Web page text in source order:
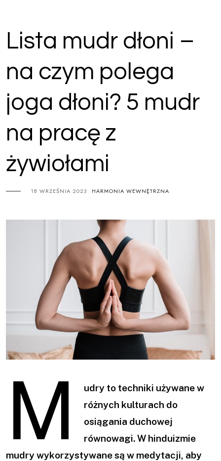
Lista mudr dłoni –
na czym polega
joga dłoni? 5 mudr
na pracę z
żywiołami
18 WRZEŚNIA 2023 HARMONIA WEWNĘTRZNA
M
udry to techniki używane w
różnych kulturach do
osiągania duchowej
równowagi. W hinduizmie
mudry wykorzystywane są w medytacji, aby